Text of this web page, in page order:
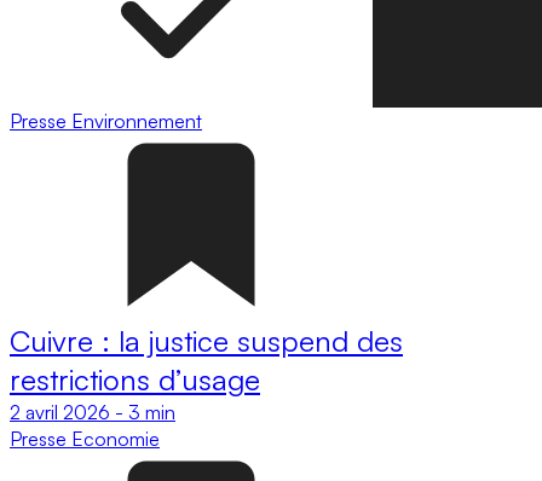
Presse Environnement
Cuivre : la justice suspend des
restrictions d’usage
2 avril 2026 - 3 min
Presse Economie